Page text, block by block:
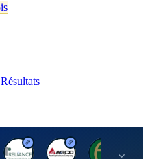
Résultats
R A